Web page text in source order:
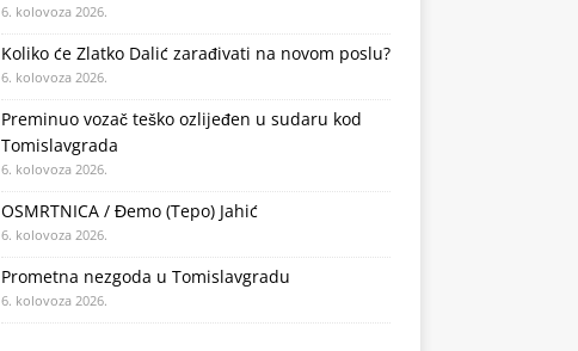
6. kolovoza 2026.
Koliko će Zlatko Dalić zarađivati na novom poslu?
6. kolovoza 2026.
Preminuo vozač teško ozlijeđen u sudaru kod
Tomislavgrada
6. kolovoza 2026.
OSMRTNICA / Đemo (Tepo) Jahić
6. kolovoza 2026.
Prometna nezgoda u Tomislavgradu
6. kolovoza 2026.